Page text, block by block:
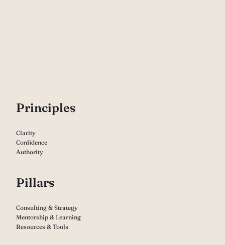
Principles
Clarity
Confidence
Authority
Pillars
Consulting & Strategy
Mentorship & Learning
Resources & Tools